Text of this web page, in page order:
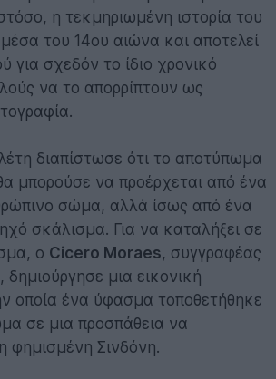
η τεκμηριωμένη ιστορία του
του 14ου αιώνα και αποτελεί
για σχεδόν το ίδιο χρονικό
να το απορρίπτουν ως
διαπίστωσε ότι το αποτύπωμα
μπορούσε να προέρχεται από ένα
σώμα, αλλά ίσως από ένα
σκάλισμα. Για να καταλήξει σε
ο Cicero Moraes, συγγραφέας
, δημιούργησε μια εικονική
οποία ένα ύφασμα τοποθετήθηκε
σε μια προσπάθεια να
φημισμένη Σινδόνη.